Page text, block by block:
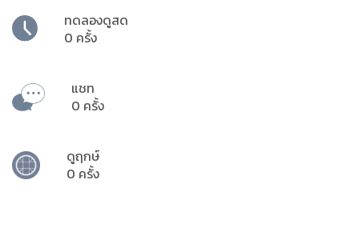
ทดลองดูสด
0 ครั้ง
แชท
0 ครั้ง
ดูฤกษ์
0 ครั้ง